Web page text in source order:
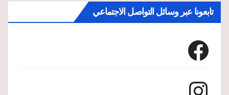
تابعونا عبر وسائل التواصل الاجتماعي
Facebook
Instagram